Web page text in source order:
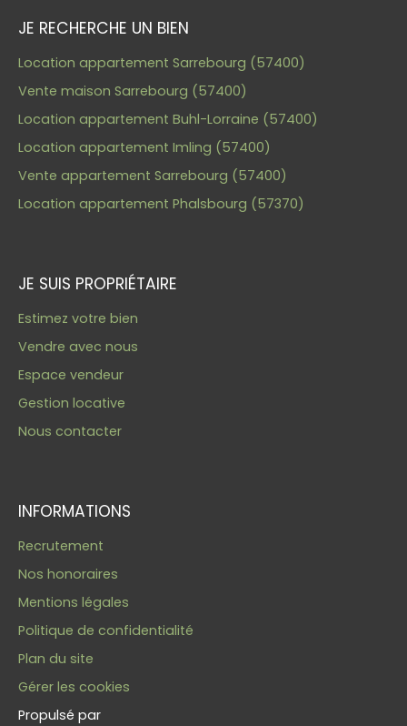
JE RECHERCHE UN BIEN
Location appartement Sarrebourg (57400)
Vente maison Sarrebourg (57400)
Location appartement Buhl-Lorraine (57400)
Location appartement Imling (57400)
Vente appartement Sarrebourg (57400)
Location appartement Phalsbourg (57370)
JE SUIS PROPRIÉTAIRE
Estimez votre bien
Vendre avec nous
Espace vendeur
Gestion locative
Nous contacter
INFORMATIONS
Recrutement
Nos honoraires
Mentions légales
Politique de confidentialité
Plan du site
Gérer les cookies
Propulsé par